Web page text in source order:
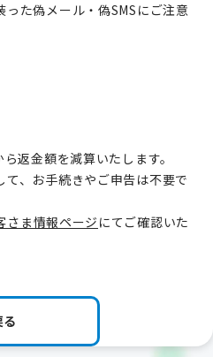
た偽メール・偽SMSにご注意
金額を減算いたします。
お手続きやご申告は不要で
さま情報ページにてご確認いた